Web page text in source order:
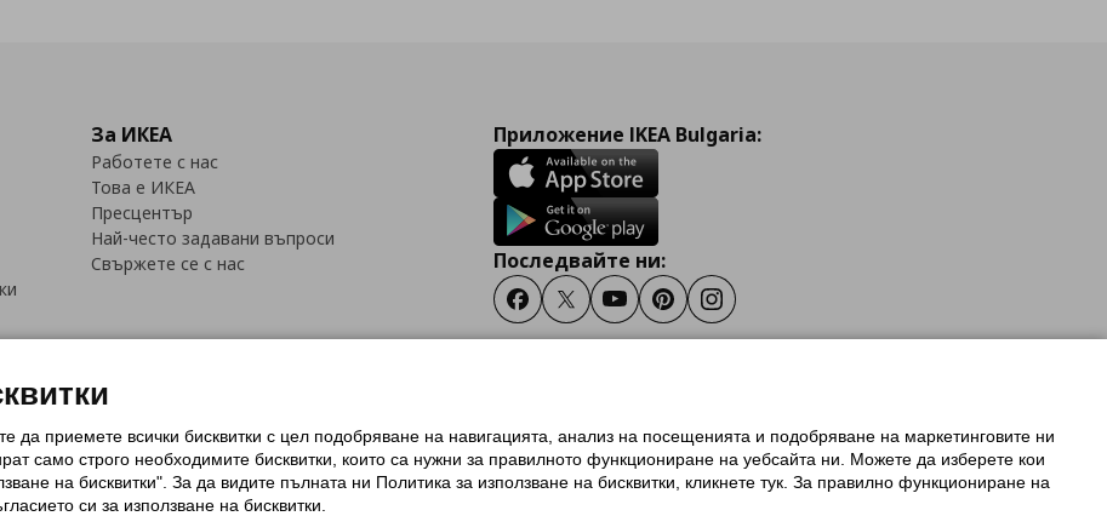
За ИКЕА
Работете с нас
Това е ИКЕА
Пресцентър
Най-често задавани въпроси
Свържете се с нас
Приложение IKEA Bulgaria:
Последвайте ни:
FacebookTwitterYoutubePinterestInstagram
(Cookies)Избор на настройки за използване на бисквиткиУсловия за ползване на ikea.bg
Политика за защита на личните данни на ikea.bg
Общи условия на програма IKEA Family
на програма IKEA Family
да приемете всички бисквитки с цел подобряване на навигацията, анализ на посещенията и подобряване на маркетинговите ни
само строго необходимитe бисквитки, които са нужни за правилното функциониране на уебсайта ни. Можете да изберете кои
на бисквитки". За да видите пълната ни Политика за използване на бисквитки, кликнете тук. За правилно функциониране на
си за използване на бисквитки.